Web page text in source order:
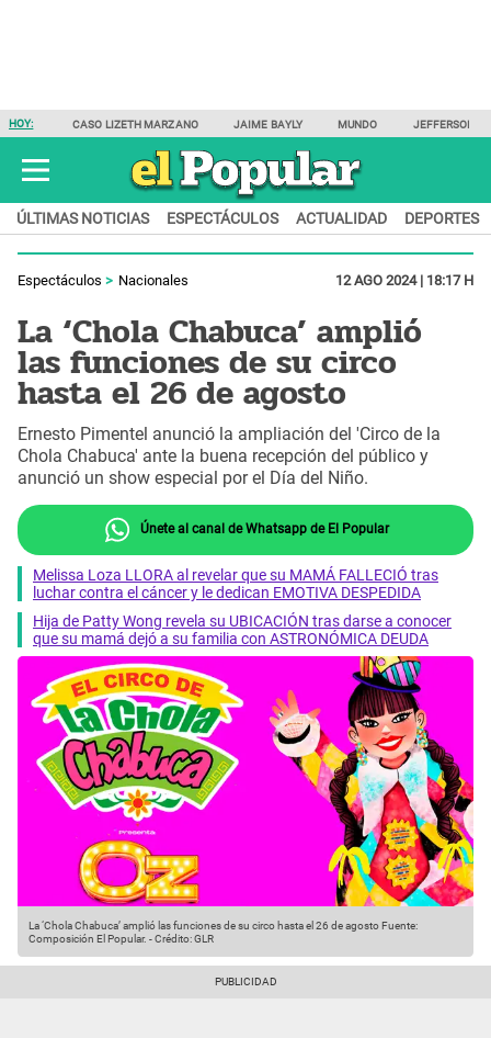
HOY: CASO LIZETH MARZANO JAIME BAYLY MUNDO JEFFERSON
ÚLTIMAS NOTICIAS ESPECTÁCULOS ACTUALIDAD DEPORTES
Espectáculos Nacionales 12 AGO 2024 | 18:17 H
La ‘Chola Chabuca’ amplió
las funciones de su circo
hasta el 26 de agosto
Ernesto Pimentel anunció la ampliación del 'Circo de la
Chola Chabuca' ante la buena recepción del público y
anunció un show especial por el Día del Niño.
Únete al canal de Whatsapp de El Popular
Melissa Loza LLORA al revelar que su MAMÁ FALLECIÓ tras
luchar contra el cáncer y le dedican EMOTIVA DESPEDIDA
Hija de Patty Wong revela su UBICACIÓN tras darse a conocer
que su mamá dejó a su familia con ASTRONÓMICA DEUDA
La ‘Chola Chabuca’ amplió las funciones de su circo hasta el 26 de agostoFuente:
Composición El Popular. -Crédito: GLR